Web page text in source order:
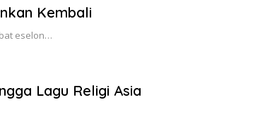
Kembali
eselon…
Lagu Religi Asia